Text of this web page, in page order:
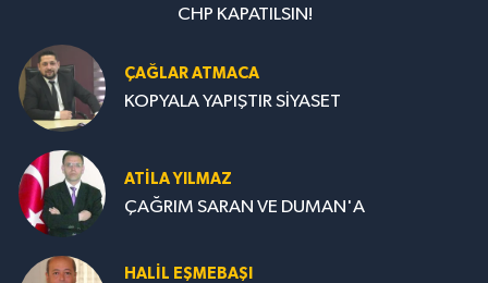
CHP KAPATILSIN!
ÇAĞLAR ATMACA
KOPYALA YAPIŞTIR SİYASET
ATILA YILMAZ
ÇAĞRIM SARAN VE DUMAN'A
HALIL EŞMEBAŞI